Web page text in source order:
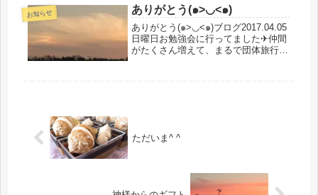
心を振り向かせる為についた事が、嘘
になるのではないだろうか...
お知らせ ありがとう(๑>◡<๑)
ありがとう(๑>◡<๑)ブログ2017.04.05
日曜日お勉強会に行ってました✈︎仲間
がたくさん増えて、まるで団体旅行の
ただいま^ ^